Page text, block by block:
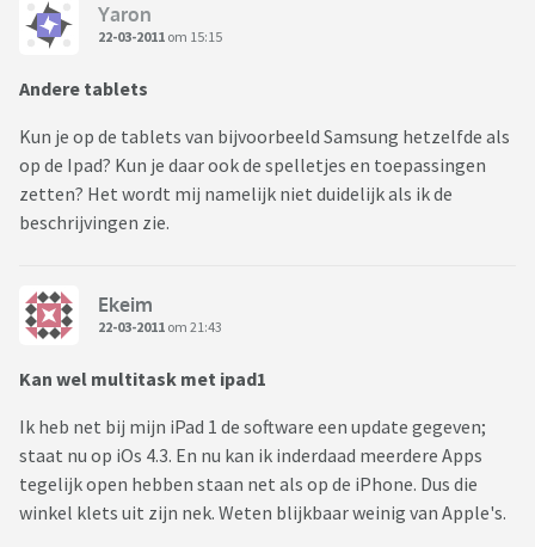
Yaron
22-03-2011 om 15:15
Andere tablets
Kun je op de tablets van bijvoorbeeld Samsung hetzelfde als
op de Ipad? Kun je daar ook de spelletjes en toepassingen
zetten? Het wordt mij namelijk niet duidelijk als ik de
beschrijvingen zie.
Ekeim
22-03-2011 om 21:43
Kan wel multitask met ipad1
Ik heb net bij mijn iPad 1 de software een update gegeven;
staat nu op iOs 4.3. En nu kan ik inderdaad meerdere Apps
tegelijk open hebben staan net als op de iPhone. Dus die
winkel klets uit zijn nek. Weten blijkbaar weinig van Apple's.